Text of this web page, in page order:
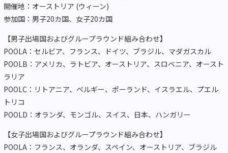
開催地：オーストリア (ウィーン)
参加国：男子20カ国、女子20カ国
【男子出場国およびグループラウンド組み合わせ】
POOLA：セルビア、フランス、ドイツ、ブラジル、マダガスカル
POOLB：アメリカ、ラトビア、オーストリア、スロベニア、オースト
ラリア
POOLC：リトアニア、ベルギー、ポーランド、イスラエル、プエル
トリコ
POOLD：オランダ、モンゴル、スイス、日本、ハンガリー
【女子出場国およびグループラウンド組み合わせ】
POOLA：フランス、オランダ、スペイン、オーストリア、ブラジル